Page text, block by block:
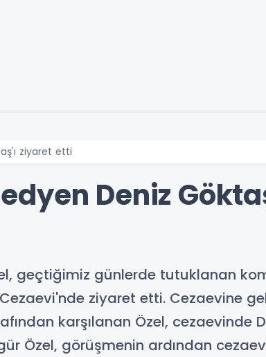
ziyaret etti
Deniz
geçtiğimiz günlerde tutuklanan
ziyaret etti. Cezaevine
karşılanan Özel, cezaevinde
Özel, görüşmenin ardından